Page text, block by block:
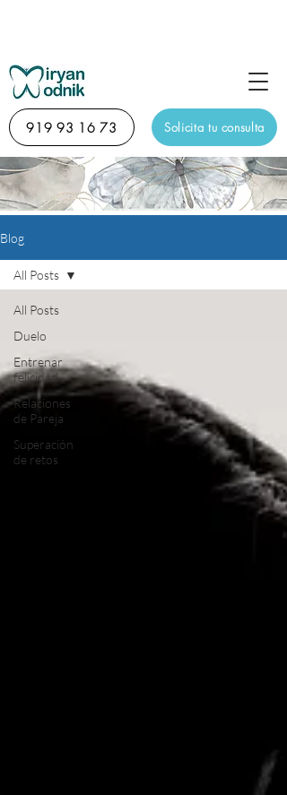
Solicita tu consulta
919 93 16 73
Blog
All Posts
Duelo
Entrenar
felicidad
Relaciones
de Pareja
Superación
de retos
All Posts